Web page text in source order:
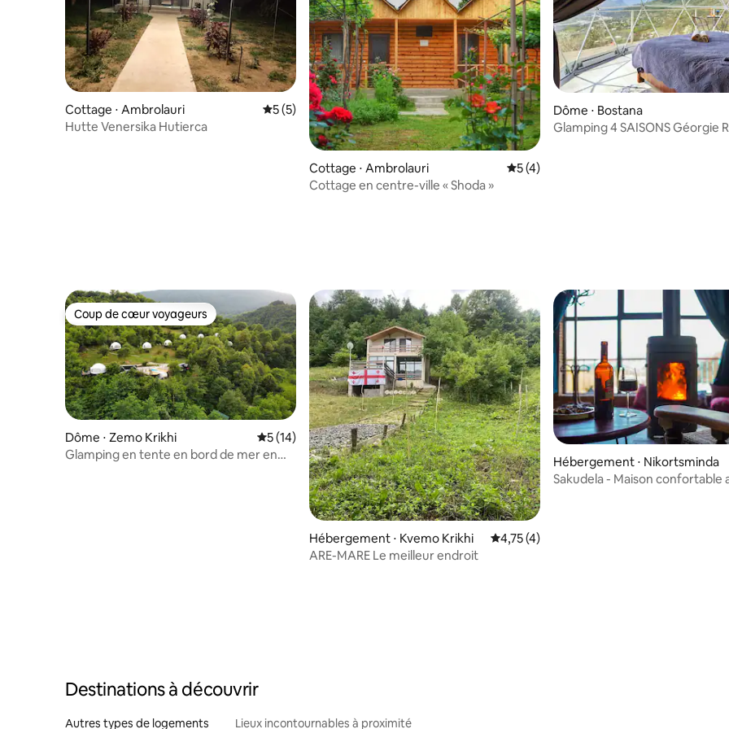
Cottage ⋅ Ambrolauri Évaluation moyenne sur la base de 5 commentaires : 5 sur 5
5 (5)
Hutte Venersika Hutierca
Cottage ⋅ Ambrolauri Évaluation moyenne sur la base de 4
5 (4)
Cottage en centre-ville « Shoda »
Dôme ⋅ Bostana
Glamping 4 SAISONS Géorgie
Coup de cœur voyageurs
Coup de cœur voyageurs
Dôme ⋅ Zemo Krikhi Évaluation moyenne sur la base de 14 commentaires : 5 sur 5
5 (14)
Glamping en tente en bord de mer en
Hébergement ⋅ Kvemo Krikhi Évaluation moyenne sur la base de 4
4,75 (4)
ARE-MARE Le meilleur endroit
Hébergement ⋅ Nikortsminda
Sakudela - Maison confortable
Destinations à découvrir
Autres types de logements Lieux incontournables à proximité